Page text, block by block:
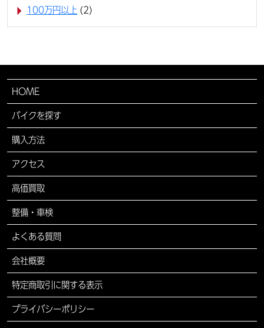
100万円以上 (2)
HOME
バイクを探す
購入方法
アクセス
高価買取
整備・車検
よくある質問
会社概要
特定商取引に関する表示
プライバシーポリシー